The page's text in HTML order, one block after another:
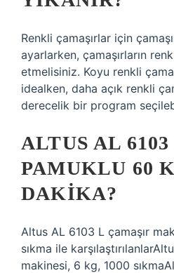
Renkli çamaşırlar için
ayarlarken, çamaşırların
etmelisiniz. Koyu renkli
idealken, daha açık renkli
derecelik bir program
ALTUS AL
PAMUKLU 60
DAKIKA?
Altus AL 6103 L çamaşır
sıkma ile
makinesi, 6 kg, 1000